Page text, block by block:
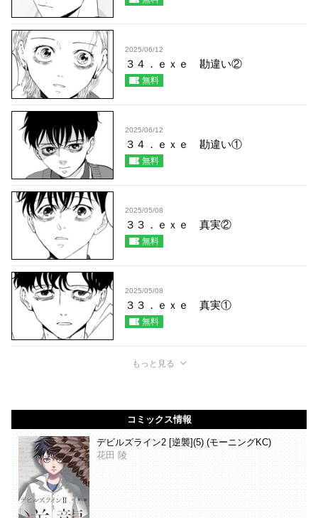
2025/06/12
３４．ｅｘｅ 勘違い②
無料
2025/06/12
３４．ｅｘｅ 勘違い①
無料
2025/05/08
３３．ｅｘｅ 真実②
無料
2025/05/08
３３．ｅｘｅ 真実①
無料
もっと見る
コミックス情報
デビルズライン2 [逆襲](5) (モーニングKC)
花田 陵